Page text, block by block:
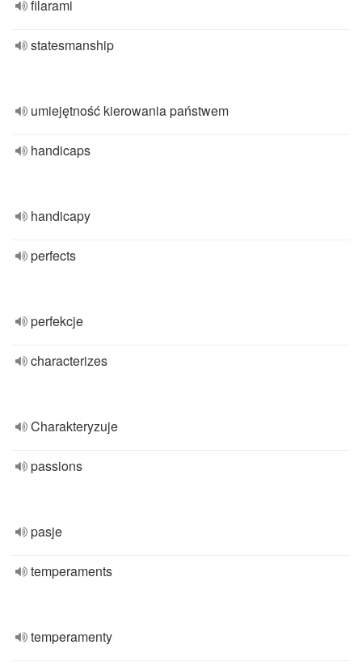
filarami
statesmanship
umiejętność kierowania państwem
handicaps
handicapy
perfects
perfekcje
characterizes
Charakteryzuje
passions
pasje
temperaments
temperamenty